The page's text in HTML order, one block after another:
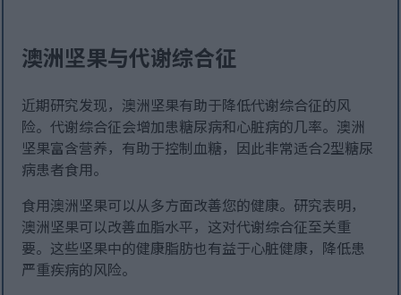
澳洲坚果与代谢综合征
近期研究发现，澳洲坚果有助于降低代谢综合征的风
险。代谢综合征会增加患糖尿病和心脏病的几率。澳洲
坚果富含营养，有助于控制血糖，因此非常适合2型糖尿
病患者食用。
食用澳洲坚果可以从多方面改善您的健康。研究表明，
澳洲坚果可以改善血脂水平，这对代谢综合征至关重
要。这些坚果中的健康脂肪也有益于心脏健康，降低患
严重疾病的风险。